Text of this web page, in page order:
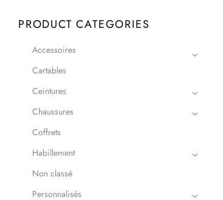
PRODUCT CATEGORIES
Accessoires
Cartables
Ceintures
Chaussures
Coffrets
Habillement
Non classé
Personnalisés